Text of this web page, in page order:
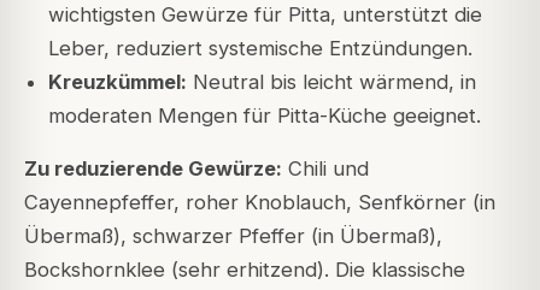
wichtigsten Gewürze für Pitta, unterstützt die
Leber, reduziert systemische Entzündungen.
Kreuzkümmel: Neutral bis leicht wärmend, in
moderaten Mengen für Pitta-Küche geeignet.
Zu reduzierende Gewürze: Chili und
Cayennepfeffer, roher Knoblauch, Senfkörner (in
Übermaß), schwarzer Pfeffer (in Übermaß),
Bockshornklee (sehr erhitzend). Die klassische